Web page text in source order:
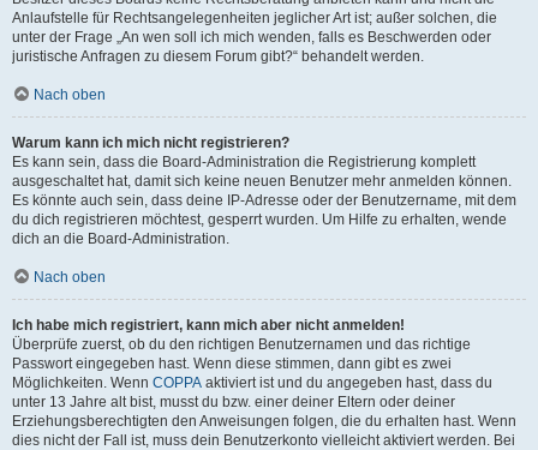
Anlaufstelle für Rechtsangelegenheiten jeglicher Art ist; außer solchen, die
unter der Frage „An wen soll ich mich wenden, falls es Beschwerden oder
juristische Anfragen zu diesem Forum gibt?“ behandelt werden.
Nach oben
Warum kann ich mich nicht registrieren?
Es kann sein, dass die Board-Administration die Registrierung komplett
ausgeschaltet hat, damit sich keine neuen Benutzer mehr anmelden können.
Es könnte auch sein, dass deine IP-Adresse oder der Benutzername, mit dem
du dich registrieren möchtest, gesperrt wurden. Um Hilfe zu erhalten, wende
dich an die Board-Administration.
Nach oben
Ich habe mich registriert, kann mich aber nicht anmelden!
Überprüfe zuerst, ob du den richtigen Benutzernamen und das richtige
Passwort eingegeben hast. Wenn diese stimmen, dann gibt es zwei
Möglichkeiten. Wenn COPPA aktiviert ist und du angegeben hast, dass du
unter 13 Jahre alt bist, musst du bzw. einer deiner Eltern oder deiner
Erziehungsberechtigten den Anweisungen folgen, die du erhalten hast. Wenn
dies nicht der Fall ist, muss dein Benutzerkonto vielleicht aktiviert werden. Bei